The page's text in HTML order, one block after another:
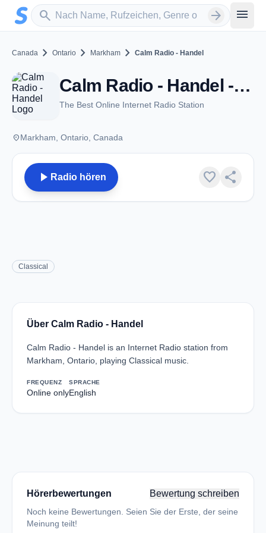
Zum Hauptinhalt springen
search
Sender suchen arrow_forward menu
Canada chevron_right Ontario chevron_right Markham chevron_right Calm Radio - Handel
Calm Radio - Handel - Markham, ON
The Best Online Internet Radio Station
placeMarkham, Ontario, Canada
play_arrow Radio hören favorite share
Classical
Über Calm Radio - Handel
Calm Radio - Handel is an Internet Radio station from
Markham, Ontario, playing Classical music.
FREQUENZ
Online only
SPRACHE
English
Hörerbewertungen Bewertung schreiben
Noch keine Bewertungen. Seien Sie der Erste, der seine
Meinung teilt!